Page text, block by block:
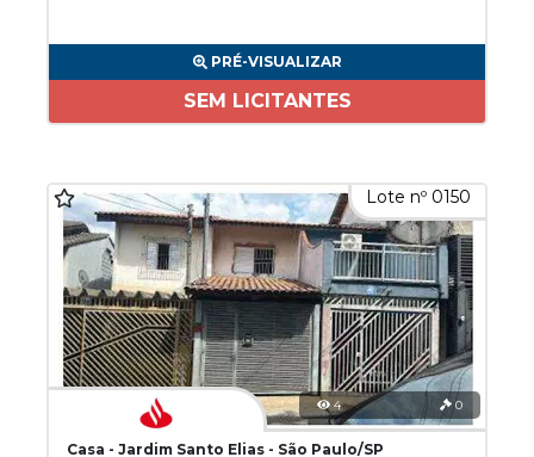
PRÉ-VISUALIZAR
SEM LICITANTES
Lote nº 0150
4 0
Casa - Jardim Santo Elias - São Paulo/SP